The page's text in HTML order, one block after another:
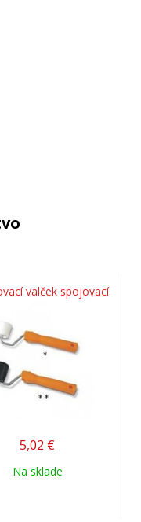
valček spojovací
5,02 €
Na sklade